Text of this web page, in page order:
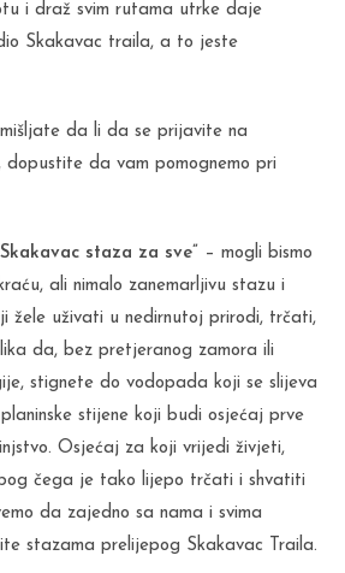
i draž svim rutama utrke daje
Skakavac traila, a to jeste
da li da se prijavite na
dopustite da vam pomognemo pri
staza za sve”
– mogli bismo
ali nimalo zanemarljivu stazu i
žele uživati u nedirnutoj prirodi, trčati,
da, bez pretjeranog zamora ili
stignete do vodopada koji se slijeva
stijene koji budi osjećaj prve
Osjećaj za koji vrijedi živjeti,
čega je tako lijepo trčati i shvatiti
da zajedno sa nama i svima
stazama prelijepog Skakavac Traila.